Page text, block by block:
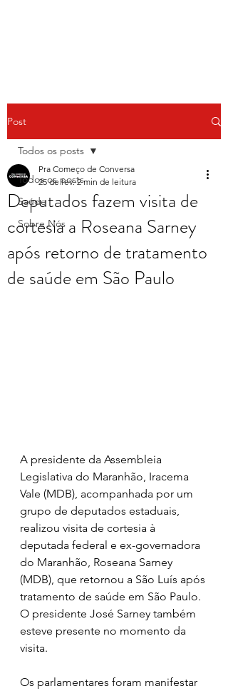
Post
Todos os posts
Saúde
Sobre Nós
Todos os posts
Deputados fazem visita de
cortesia a Roseana Sarney
após retorno de tratamento
de saúde em São Paulo
Pra Começo de Conversa
25 de fev. 2 min de leitura
A presidente da Assembleia
Legislativa do Maranhão, Iracema
Vale (MDB), acompanhada por um
grupo de deputados estaduais,
realizou visita de cortesia à
deputada federal e ex-governadora
do Maranhão, Roseana Sarney
(MDB), que retornou a São Luís após
tratamento de saúde em São Paulo.
O presidente José Sarney também
esteve presente no momento da
visita.
Os parlamentares foram manifestar